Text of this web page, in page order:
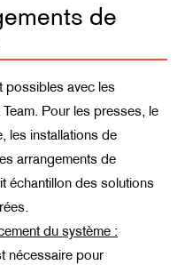
de
possibles avec les
Pour les presses, le
les installations de
arrangements de
échantillon des solutions
du système :
nécessaire pour